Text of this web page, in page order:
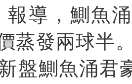
報導，鰂魚
蒸發兩球半
盤鰂魚涌君